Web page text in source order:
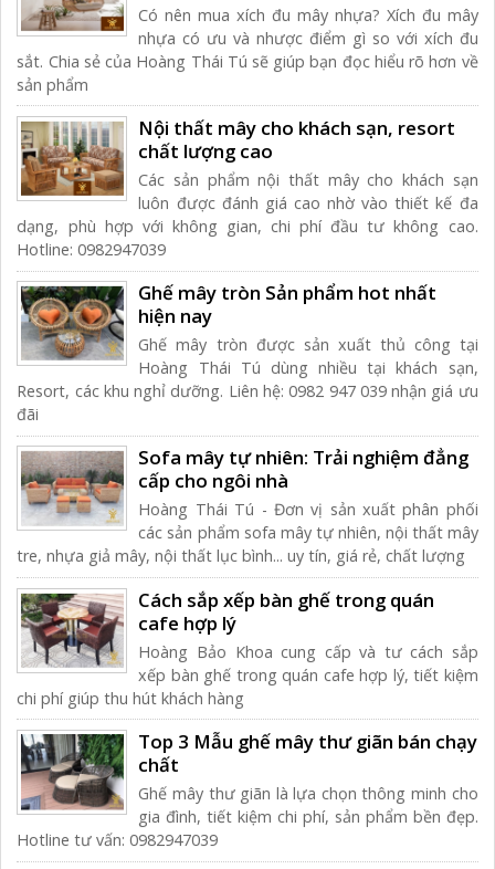
Có nên mua xích đu mây nhựa? Xích đu mây
nhựa có ưu và nhược điểm gì so với xích đu
sắt. Chia sẻ của Hoàng Thái Tú sẽ giúp bạn đọc hiểu rõ hơn về
sản phẩm
Nội thất mây cho khách sạn, resort
chất lượng cao
Các sản phẩm nội thất mây cho khách sạn
luôn được đánh giá cao nhờ vào thiết kế đa
dạng, phù hợp với không gian, chi phí đầu tư không cao.
Hotline: 0982947039
Ghế mây tròn Sản phẩm hot nhất
hiện nay
Ghế mây tròn được sản xuất thủ công tại
Hoàng Thái Tú dùng nhiều tại khách sạn,
Resort, các khu nghỉ dưỡng. Liên hệ: 0982 947 039 nhận giá ưu
đãi
Sofa mây tự nhiên: Trải nghiệm đẳng
cấp cho ngôi nhà
Hoàng Thái Tú - Đơn vị sản xuất phân phối
các sản phẩm sofa mây tự nhiên, nội thất mây
tre, nhựa giả mây, nội thất lục bình... uy tín, giá rẻ, chất lượng
Cách sắp xếp bàn ghế trong quán
cafe hợp lý
Hoàng Bảo Khoa cung cấp và tư cách sắp
xếp bàn ghế trong quán cafe hợp lý, tiết kiệm
chi phí giúp thu hút khách hàng
Top 3 Mẫu ghế mây thư giãn bán chạy
chất
Ghế mây thư giãn là lựa chọn thông minh cho
gia đình, tiết kiệm chi phí, sản phẩm bền đẹp.
Hotline tư vấn: 0982947039